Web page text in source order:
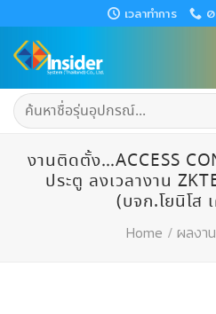
to
content
เวลาทำการ
ค้นหา:
งานติดตั้ง…ACCESS
ประตู ลงเวลางาน
(บจก.โยนิโส​
Home / ผลงา